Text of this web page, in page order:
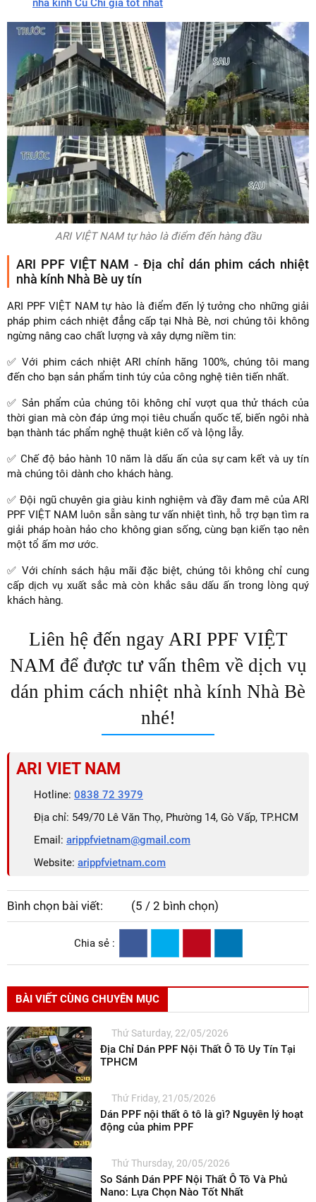
nhà kính Củ Chi giá tốt nhất
ARI VIỆT NAM tự hào là điểm đến hàng đầu
ARI PPF VIỆT NAM - Địa chỉ dán phim cách nhiệt
nhà kính Nhà Bè uy tín
ARI PPF VIỆT NAM tự hào là điểm đến lý tưởng cho những giải
pháp phim cách nhiệt đẳng cấp tại Nhà Bè, nơi chúng tôi không
ngừng nâng cao chất lượng và xây dựng niềm tin:
✅ Với phim cách nhiệt ARI chính hãng 100%, chúng tôi mang
đến cho bạn sản phẩm tinh túy của công nghệ tiên tiến nhất.
✅ Sản phẩm của chúng tôi không chỉ vượt qua thử thách của
thời gian mà còn đáp ứng mọi tiêu chuẩn quốc tế, biến ngôi nhà
bạn thành tác phẩm nghệ thuật kiên cố và lộng lẫy.
✅ Chế độ bảo hành 10 năm là dấu ấn của sự cam kết và uy tín
mà chúng tôi dành cho khách hàng.
✅ Đội ngũ chuyên gia giàu kinh nghiệm và đầy đam mê của ARI
PPF VIỆT NAM luôn sẵn sàng tư vấn nhiệt tình, hỗ trợ bạn tìm ra
giải pháp hoàn hảo cho không gian sống, cùng bạn kiến tạo nên
một tổ ấm mơ ước.
✅ Với chính sách hậu mãi đặc biệt, chúng tôi không chỉ cung
cấp dịch vụ xuất sắc mà còn khắc sâu dấu ấn trong lòng quý
khách hàng.
Liên hệ đến ngay ARI PPF VIỆT
NAM để được tư vấn thêm về dịch vụ
dán phim cách nhiệt nhà kính Nhà Bè
nhé!
ARI VIET NAM
Hotline: 0838 72 3979
Địa chỉ: 549/70 Lê Văn Thọ, Phường 14, Gò Vấp, TP.HCM
Email: arippfvietnam@gmail.com
Website: arippfvietnam.com
Bình chọn bài viết: (5 / 2 bình chọn)
Chia sẻ :
BÀI VIẾT CÙNG CHUYÊN MỤC
Thứ Saturday, 22/05/2026
Địa Chỉ Dán PPF Nội Thất Ô Tô Uy Tín Tại
TPHCM
Thứ Friday, 21/05/2026
Dán PPF nội thất ô tô là gì? Nguyên lý hoạt
động của phim PPF
Thứ Thursday, 20/05/2026
So Sánh Dán PPF Nội Thất Ô Tô Và Phủ
Nano: Lựa Chọn Nào Tốt Nhất